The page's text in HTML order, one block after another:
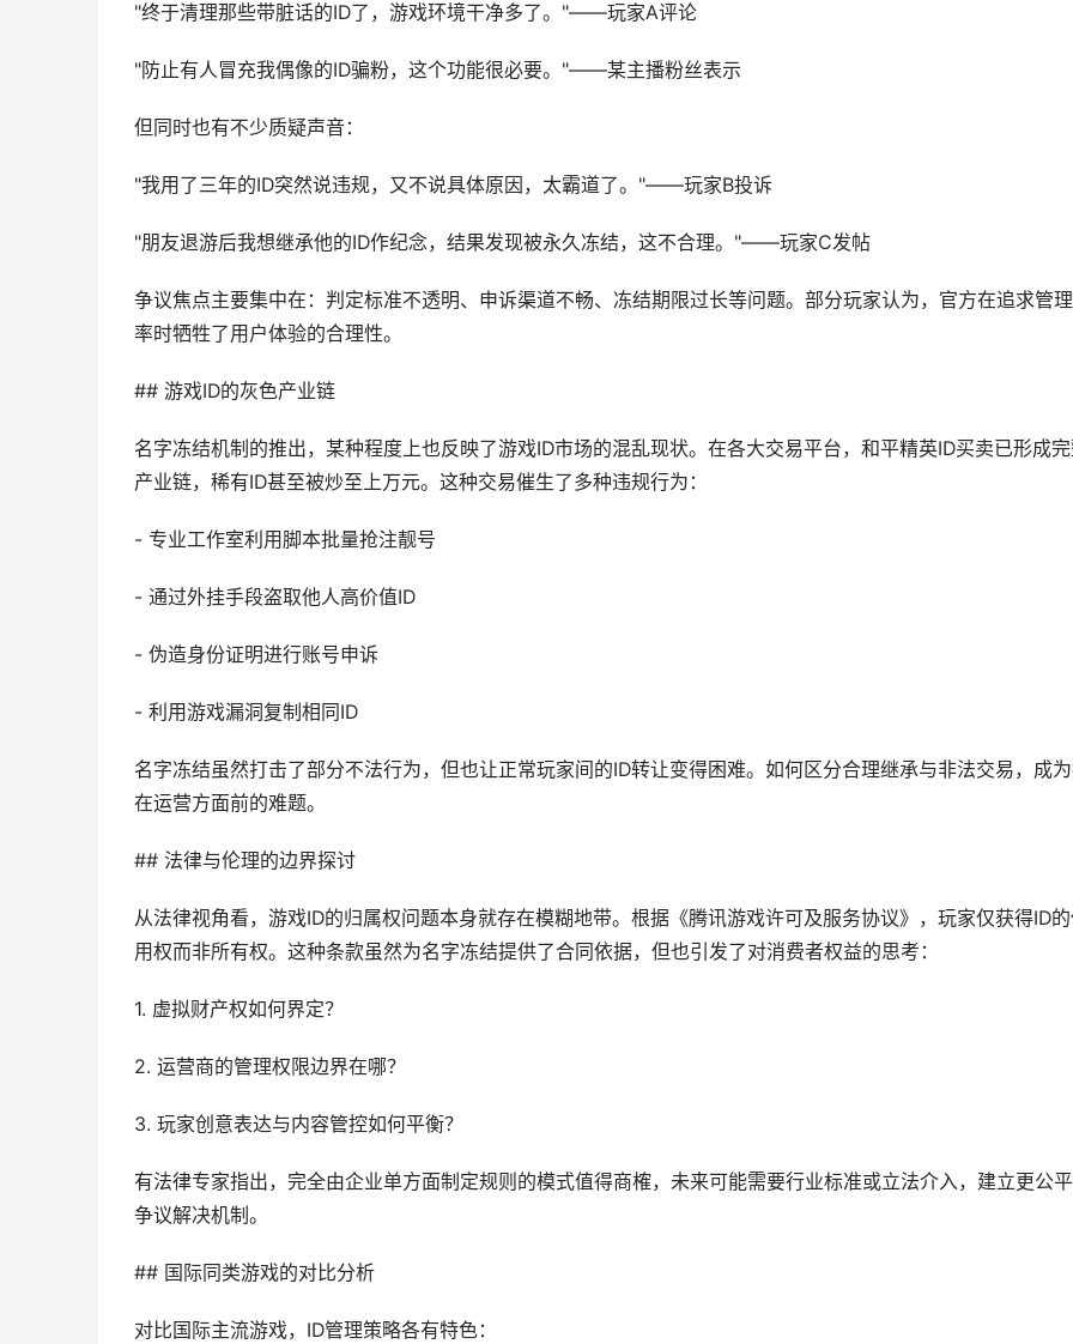
"终于清理那些带脏话的ID了，游戏环境干净多了。"——玩家A评论
"防止有人冒充我偶像的ID骗粉，这个功能很必要。"——某主播粉丝表示
但同时也有不少质疑声音：
"我用了三年的ID突然说违规，又不说具体原因，太霸道了。"——玩家B投诉
"朋友退游后我想继承他的ID作纪念，结果发现被永久冻结，这不合理。"——玩家C发帖
争议焦点主要集中在：判定标准不透明、申诉渠道不畅、冻结期限过长等问题。部分玩家认为，官方在追求管
率时牺牲了用户体验的合理性。
## 游戏ID的灰色产业链
名字冻结机制的推出，某种程度上也反映了游戏ID市场的混乱现状。在各大交易平台，和平精英ID买卖已形成
产业链，稀有ID甚至被炒至上万元。这种交易催生了多种违规行为：
- 专业工作室利用脚本批量抢注靓号
- 通过外挂手段盗取他人高价值ID
- 伪造身份证明进行账号申诉
- 利用游戏漏洞复制相同ID
名字冻结虽然打击了部分不法行为，但也让正常玩家间的ID转让变得困难。如何区分合理继承与非法交易，成
在运营方面前的难题。
## 法律与伦理的边界探讨
从法律视角看，游戏ID的归属权问题本身就存在模糊地带。根据《腾讯游戏许可及服务协议》，玩家仅获得ID
用权而非所有权。这种条款虽然为名字冻结提供了合同依据，但也引发了对消费者权益的思考：
1. 虚拟财产权如何界定？
2. 运营商的管理权限边界在哪？
3. 玩家创意表达与内容管控如何平衡？
有法律专家指出，完全由企业单方面制定规则的模式值得商榷，未来可能需要行业标准或立法介入，建立更公
争议解决机制。
## 国际同类游戏的对比分析
对比国际主流游戏，ID管理策略各有特色：